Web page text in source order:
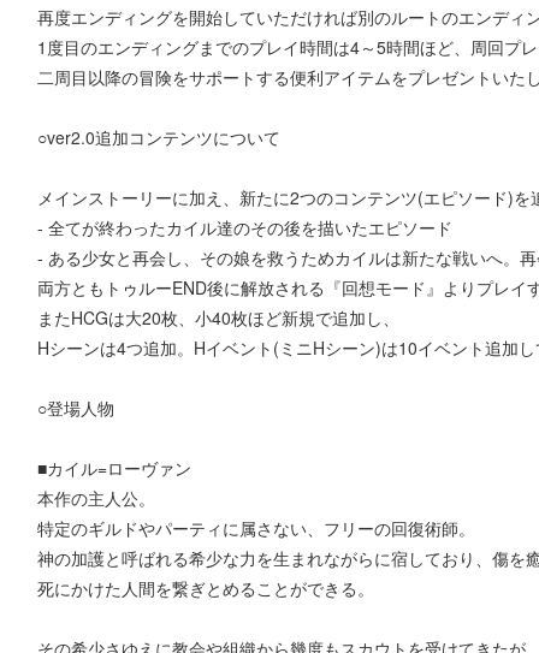
再度エンディングを開始していただければ別のルートのエンディ
1度目のエンディングまでのプレイ時間は4～5時間ほど、周回プ
二周目以降の冒険をサポートする便利アイテムをプレゼントいた
○ver2.0追加コンテンツについて
メインストーリーに加え、新たに2つのコンテンツ(エピソード)を
- 全てが終わったカイル達のその後を描いたエピソード
- ある少女と再会し、その娘を救うためカイルは新たな戦いへ。
両方ともトゥルーEND後に解放される『回想モード』よりプレイ
またHCGは大20枚、小40枚ほど新規で追加し、
Hシーンは4つ追加。Hイベント(ミニHシーン)は10イベント追加
○登場人物
■カイル=ローヴァン
本作の主人公。
特定のギルドやパーティに属さない、フリーの回復術師。
神の加護と呼ばれる希少な力を生まれながらに宿しており、傷を
死にかけた人間を繋ぎとめることができる。
その希少さゆえに教会や組織から幾度もスカウトを受けてきたが